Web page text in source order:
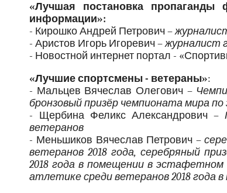
«Лучшая постановка пропаганды
информации»:
- Кирошко Андрей Петрович –
- Аристов Игорь Игоревич –журналист
- Новостной интернет портал -
«Лучшие спортсмены - ветераны»:
- Мальцев Вячеслав Олегович –
бронзовый призёр чемпионата мира
- Щербина Феликс Александрович –
ветеранов
- Меньшиков Вячеслав Петрович –
ветеранов 2018 года, серебряный
2018 года в помещении в эстафетном
атлетике среди ветеранов 2018 года